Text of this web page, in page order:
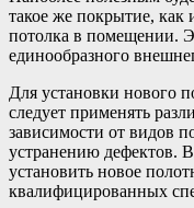
такое же покрытие, как
потолка в помещении.
единообразного
Для установки нового
следует применять
зависимости от видов
устранению дефектов.
установить новое
квалифицированных